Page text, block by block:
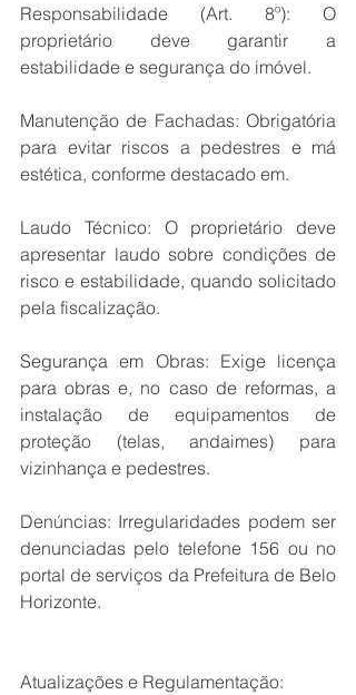
Responsabilidade (Art. 8º): O
proprietário deve garantir a
estabilidade e segurança do imóvel.
Manutenção de Fachadas: Obrigatória
para evitar riscos a pedestres e má
estética, conforme destacado em.
Laudo Técnico: O proprietário deve
apresentar laudo sobre condições de
risco e estabilidade, quando solicitado
pela fiscalização.
Segurança em Obras: Exige licença
para obras e, no caso de reformas, a
instalação de equipamentos de
proteção (telas, andaimes) para
vizinhança e pedestres.
Denúncias: Irregularidades podem ser
denunciadas pelo telefone 156 ou no
portal de serviços da Prefeitura de Belo
Horizonte.
Atualizações e Regulamentação: